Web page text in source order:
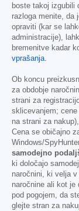
boste takoj izgubili
razloga menite, da
opraviti (kar se
administracije),
bremenitve kadar
vprašanja
Ob koncu
za obdobje
strani za
sklicevanjem;
na strani za
Cena se običajno
Windows/
samodejno
ki določajo
naročnini, ki velja
naročnine ali kot je
pod pogojem, da
glejte stran za